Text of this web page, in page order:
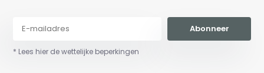
Abonneer
* Lees hier de wettelijke beperkingen